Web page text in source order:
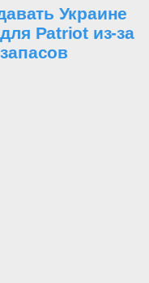
Украине
Patriot из-за